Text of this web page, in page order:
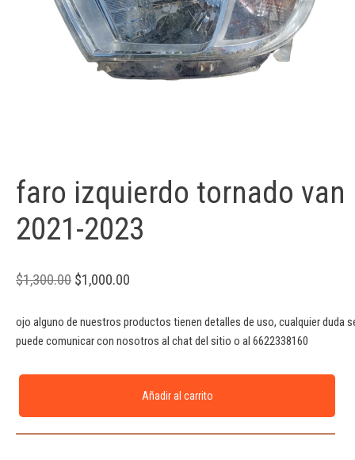
faro izquierdo tornado van
2021-2023
$1,300.00 $1,000.00
ojo alguno de nuestros productos tienen detalles de uso, cualquier duda
puede comunicar con nosotros al chat del sitio o al 6622338160
Añadir al carrito